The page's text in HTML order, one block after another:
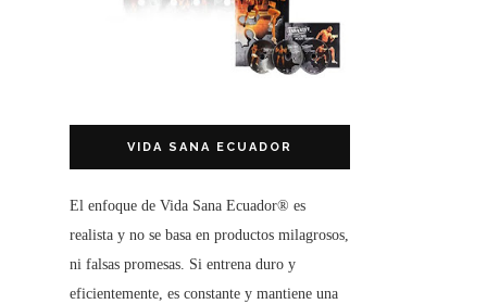
VIDA SANA ECUADOR
El enfoque de Vida Sana Ecuador® es
realista y no se basa en productos milagrosos,
ni falsas promesas. Si entrena duro y
eficientemente, es constante y mantiene una